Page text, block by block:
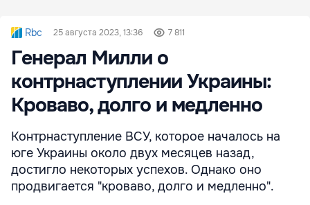
Rbc 25 августа 2023, 13:36 7 811
Генерал Милли о
контрнаступлении Украины:
Кроваво, долго и медленно
Контрнаступление ВСУ, которое началось на
юге Украины около двух месяцев назад,
достигло некоторых успехов. Однако оно
продвигается "кроваво, долго и медленно".